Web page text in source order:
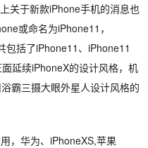
于新款iPhone手机的消息也
或命名为iPhone11，
包括了iPhone11、iPhone11
延续iPhoneX的设计风格，机
霸三摄大眼外星人设计风格的
，华为、iPhoneXS,苹果